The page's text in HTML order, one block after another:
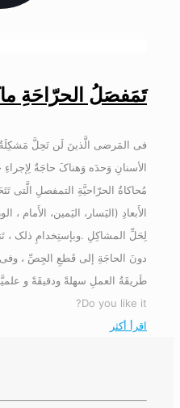
تَمَفصَلُ الحرّاحَةِ
فی المَرضی الَّذینَ لَن تَحِلَّ
الأسنانِ وَحدَه وَهناکَ حاجَةٌ
مُحاکاةُ الحرّاحیَّةِ التمفصلِ الَّتی
الأَبعادِ (الیَسار، الیَمین، الأَمام ،
لِحَلِّ المشاکِلِ .وبإستِخدامِ ذلک ،
دونَ الحاجَةِ إلی قَطعِ الجِصِّ ، وفی
طَریقَةُ العملِ سهلةً ودقیقَةً و
Do you like it?
اقرأ أكثر